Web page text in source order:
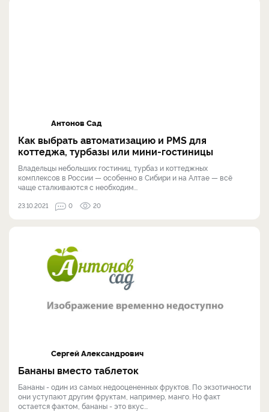
Антонов Сад
Как выбрать автоматизацию и PMS для
коттеджа, турбазы или мини-гостиницы
Владельцы небольших гостиниц, турбаз и коттеджных
комплексов в России — особенно в Сибири и на Алтае — всё
чаще сталкиваются с необходим...
23.10.2021 0 20
Сергей Александрович
Бананы вместо таблеток
Бананы - один из самых недооцененных фруктов. По экзотичности
они уступают другим фруктам, например, манго. Но факт
остается фактом, бананы - это вкус...